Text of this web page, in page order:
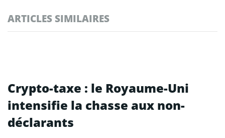
ARTICLES SIMILAIRES
Crypto-taxe : le Royaume-Uni
intensifie la chasse aux non-
déclarants